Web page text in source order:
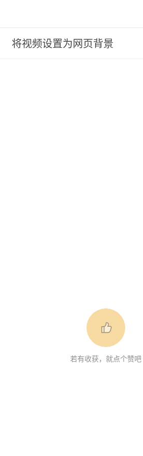
将视频设置为网页背景
若有收获，就点个赞吧